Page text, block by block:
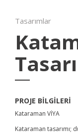
Tasarımlar
PROJE BILGILERI
Kataraman VİYA
Kataraman tasarımı;